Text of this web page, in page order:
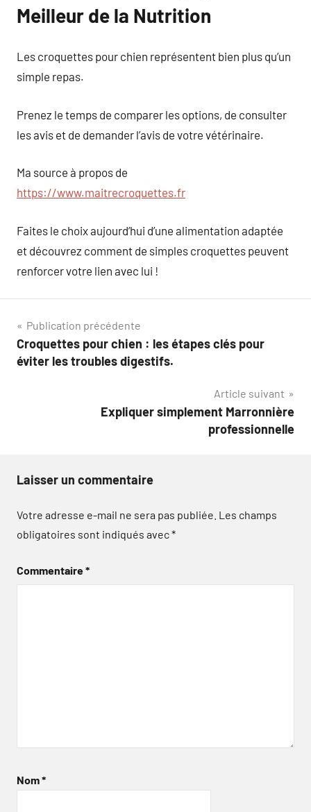
Meilleur de la Nutrition
Les croquettes pour chien représentent bien plus qu’un
simple repas.
Prenez le temps de comparer les options, de consulter
les avis et de demander l’avis de votre vétérinaire.
Ma source à propos de
https://www.maitrecroquettes.fr
Faites le choix aujourd’hui d’une alimentation adaptée
et découvrez comment de simples croquettes peuvent
renforcer votre lien avec lui !
Navigation
de
Publication précédente
Croquettes pour chien : les étapes clés pour
éviter les troubles digestifs.
Article suivant
Expliquer simplement Marronnière
professionnelle
Laisser un commentaire
Votre adresse e-mail ne sera pas publiée. Les champs
obligatoires sont indiqués avec*
Commentaire*
Nom*